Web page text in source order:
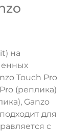
на
Touch Pro
(реплика)
Ganzo
для
с